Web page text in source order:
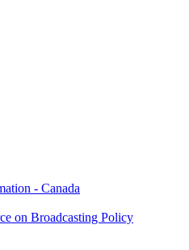
- Canada
on Broadcasting Policy